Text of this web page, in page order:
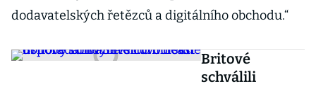
dodavatelských řetězců a digitálního obchodu.“
Britové
schválili